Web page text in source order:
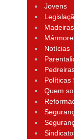
Jovens
Madeiras
Notícias
Políticas
Quem